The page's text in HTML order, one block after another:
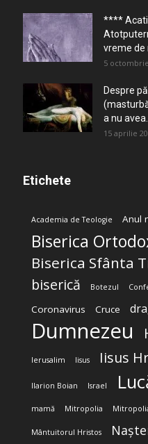
****
vreme de
5
Despre
a nu
15 aprilie
Etichete
Academia de Teologie Anul
Biserica
Biserica Sfânta
biserică Botezul
Coronavirus
Cruce
Dumnezeu
Ierusalim Iisus Iisus
Ilarion Boian Israel
mamă Mitropolia
Mântuitorul Hristos